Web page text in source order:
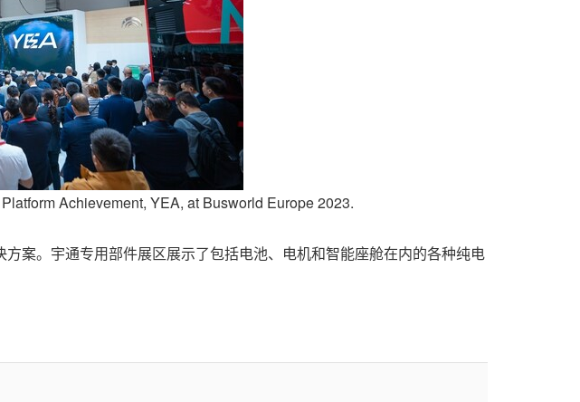
Achievement, YEA, at Busworld Europe 2023.
方案。宇通专用部件展区展示了包括电池、电机和智能座舱在内的各种纯电